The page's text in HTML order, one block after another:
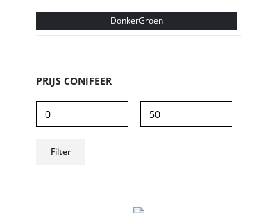
DonkerGroen
PRIJS CONIFEER
Filter